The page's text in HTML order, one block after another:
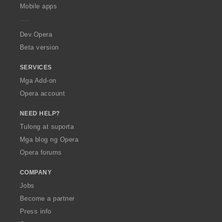
p
a
Mobile apps
Dev.Opera
Beta version
SERVICES
Mga Add-on
Opera account
NEED HELP?
Tulong at suporta
Mga blog ng Opera
Opera forums
COMPANY
Jobs
Become a partner
Press info